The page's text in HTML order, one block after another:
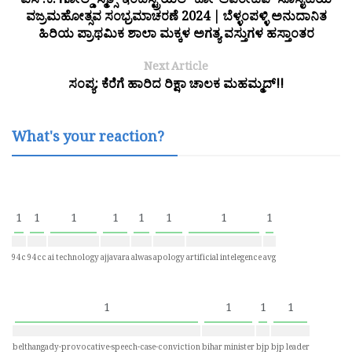
ವಜ್ರಮಹೋತ್ಸವ ಸಂಭ್ರಮಾಚರಣೆ 2024 | ಬೆಳ್ಳಂಪಳ್ಳಿ ಅನುದಾನಿತ
ಹಿರಿಯ ಪ್ರಾಥಮಿಕ ಶಾಲಾ ಮಕ್ಕಳ ಅಗತ್ಯ ವಸ್ತುಗಳ ಹಸ್ತಾಂತರ
Next Article
ಸಂಪ್ಯ: ಕೆರೆಗೆ ಹಾರಿದ ರಿಕ್ಷಾ ಚಾಲಕ ಮಹಮ್ಮದ್!!
What's your reaction?
1
94c
1
94cc
1
ai technology
1
ajjavara
1
alwas
1
apology
1
artificial intelegence
1
avg
1
belthangady-provocative-speech-case-conviction
1
bihar minister
1
bjp
1
bjp leader